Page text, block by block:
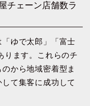
チェーン店舗数ラ
ゆで太郎」「富士
ります。これらのチ
から地域密着型ま
て集客に成功して